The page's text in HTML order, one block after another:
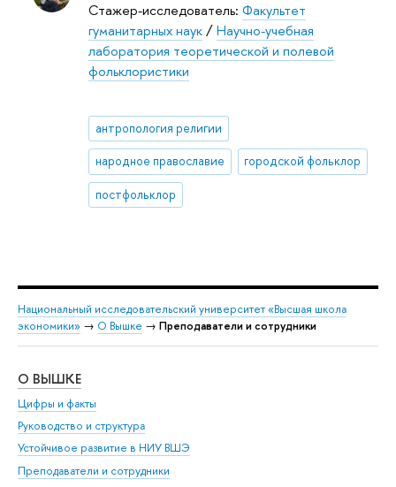
Стажер-исследователь: Факультет
гуманитарных наук/Научно-учебная
лаборатория теоретической и полевой
фольклористики
антропология религии
народное православие городской фольклор
постфольклор
Национальный исследовательский университет «Высшая школа
экономики» → О Вышке → Преподаватели и сотрудники
О ВЫШКЕ
Цифры и факты
Руководство и структура
Устойчивое развитие в НИУ ВШЭ
Преподаватели и сотрудники